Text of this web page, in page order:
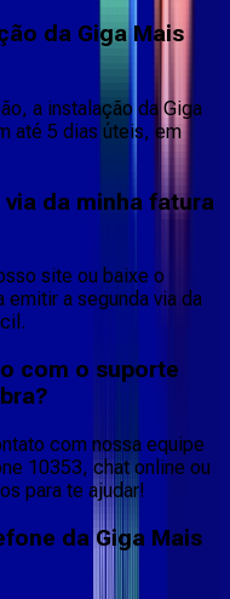
da Giga Mais
a instalação da Giga
até 5 dias úteis, em
da minha fatura
site ou baixe o
emitir a segunda via da
com o suporte
com nossa equipe
10353, chat online ou
para te ajudar!
da Giga Mais